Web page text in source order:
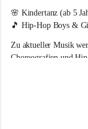
g
ö
-
S
🌸 Kindertanz (ab 5
🎵 Hip-Hop Boys &
Zu aktueller Musik
Choreografien und